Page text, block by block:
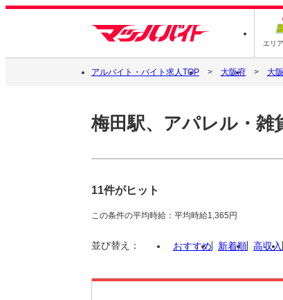
エリ
アルバイト・バイト求人TOP 大阪府 大
梅田駅、アパレル・雑
11件がヒット
この条件の平均時給：平均時給1,365円
並び替え： おすすめ 新着順 高収入